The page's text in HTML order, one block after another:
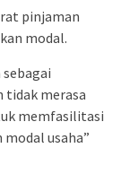
pinjaman
modal.
tidak merasa
memfasilitasi
usaha”